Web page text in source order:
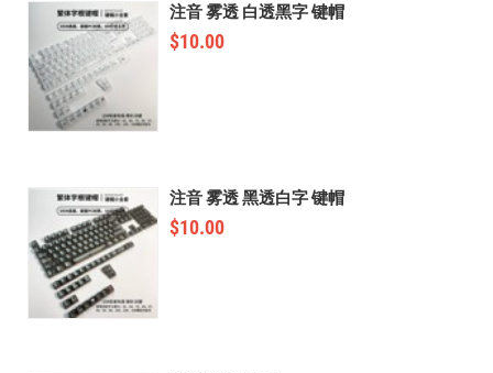
注音 雾透 白透黑字 键帽
$10.00
注音 雾透 黑透白字 键帽
$10.00